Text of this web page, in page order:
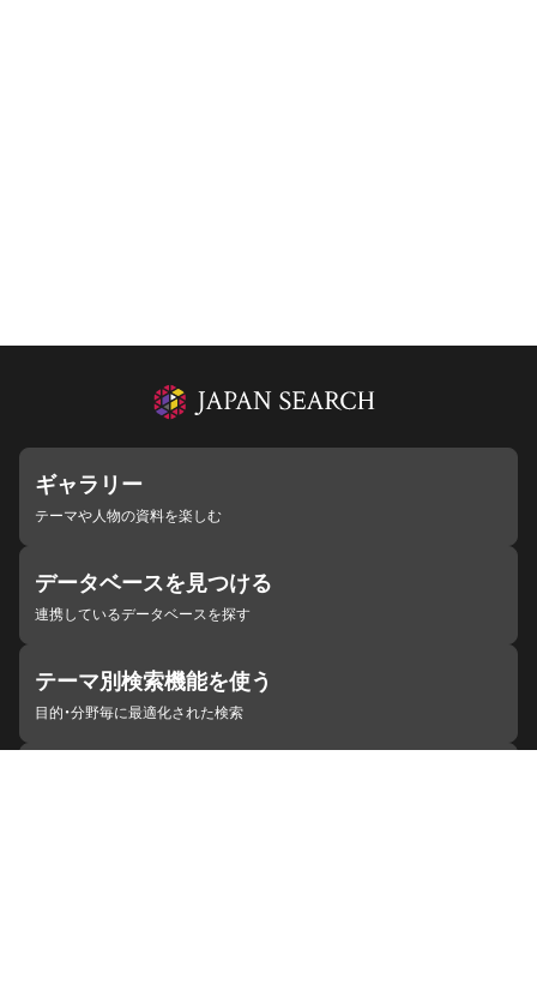
ギャラリー
テーマや人物の資料を楽しむ
データベースを見つける
連携しているデータベースを探す
テーマ別検索機能を使う
目的・分野毎に最適化された検索